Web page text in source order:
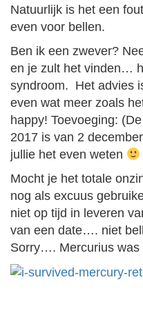
Natuurlijk is het een
even voor bellen.
Ben ik een zwever?
en je zult het vinden…
syndroom. Het advies
even wat meer zoals
happy! Toevoeging:
2017 is van 2
jullie het even weten
Mocht je het totale
nog als excuus
niet op tijd in leveren
van een date…. niet
Sorry…. Mercurius was